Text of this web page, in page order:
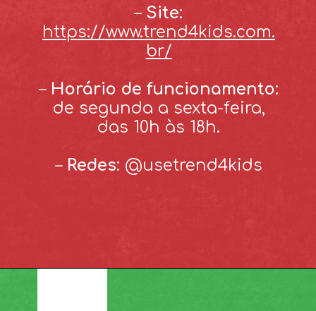
– Site:
https://www.trend4kids.com.
br/
– Horário de funcionamento:
de segunda a sexta-feira,
das 10h às 18h.
– Redes: @usetrend4kids